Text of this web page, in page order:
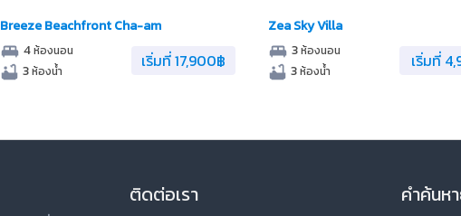
Breeze Beachfront Cha-am
4ห้องนอน
3ห้องน้ำ เริ่มที่ 17,900฿
Zea Sky Villa
3ห้องนอน
3ห้องน้ำ เริ่มที่
ติดต่อเรา คำค้นห